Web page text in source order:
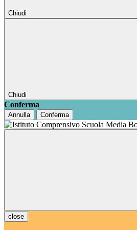
Chiudi
Chiudi
Conferma
Annulla Conferma
close